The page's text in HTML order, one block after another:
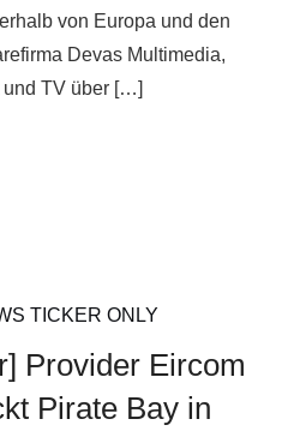
von Europa und den
Devas Multimedia,
und TV über […]
TICKER ONLY
Provider Eircom
Pirate Bay in